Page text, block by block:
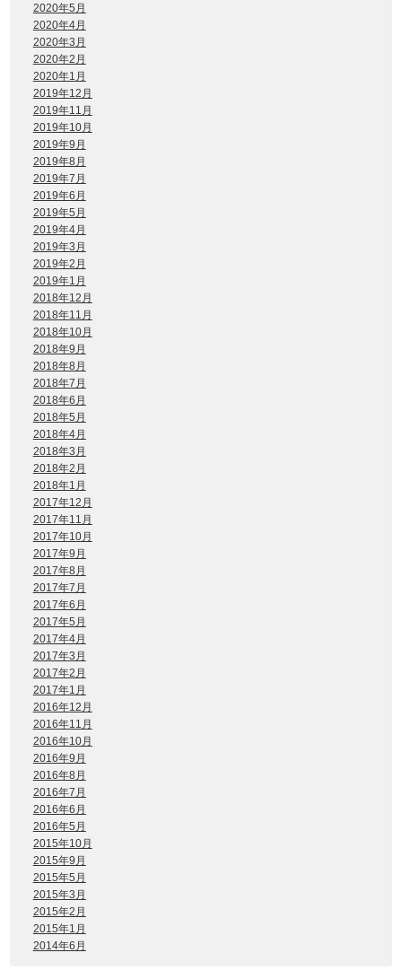
2020年5月
2020年4月
2020年3月
2020年2月
2020年1月
2019年12月
2019年11月
2019年10月
2019年9月
2019年8月
2019年7月
2019年6月
2019年5月
2019年4月
2019年3月
2019年2月
2019年1月
2018年12月
2018年11月
2018年10月
2018年9月
2018年8月
2018年7月
2018年6月
2018年5月
2018年4月
2018年3月
2018年2月
2018年1月
2017年12月
2017年11月
2017年10月
2017年9月
2017年8月
2017年7月
2017年6月
2017年5月
2017年4月
2017年3月
2017年2月
2017年1月
2016年12月
2016年11月
2016年10月
2016年9月
2016年8月
2016年7月
2016年6月
2016年5月
2015年10月
2015年9月
2015年5月
2015年3月
2015年2月
2015年1月
2014年6月